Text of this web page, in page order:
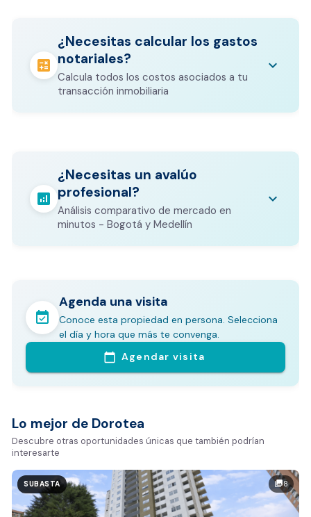
calculate
¿Necesitas calcular los gastos
notariales?
Calcula todos los costos asociados a tu
transacción inmobiliaria
keyboard_arrow_down
Los gastos notariales incluyen
otros costos legales que varían según el
valor del inmueble.
CALCULADORA DE GASTOS NOTARIALES
analytics
¿Necesitas un avalúo
profesional?
Análisis comparativo de mercado en
minutos - Bogotá y Medellín
keyboard_arrow_down
En pocos minutos avalúa con este Análisis
Comparativo de Mercado (inicialmente
Bogotá y Medellín)
Análisis basado en datos reales:
Tiempo promedio de venta en la zona
Rango de precios de arriendo en el sector
Valor exclusivo para clientes de Dorotea:
20.000 COP
event_available
Agenda una visita
Conoce esta propiedad en persona. Selecciona
el día y hora que más te convenga.
calendar_today Agendar visita
Lo mejor de Dorotea
Descubre otras oportunidades únicas que también podrían
interesarte
photo_library8
SUBASTA